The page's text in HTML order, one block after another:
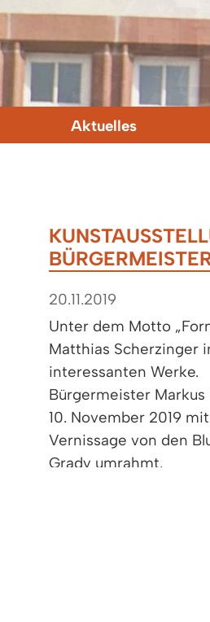
Aktuelles
20.11.2019
Unter dem Motto
Matthias Scherzinger
interessanten Werke.
Bürgermeister
10. November 2019
Vernissage von den
Grady umrahmt.